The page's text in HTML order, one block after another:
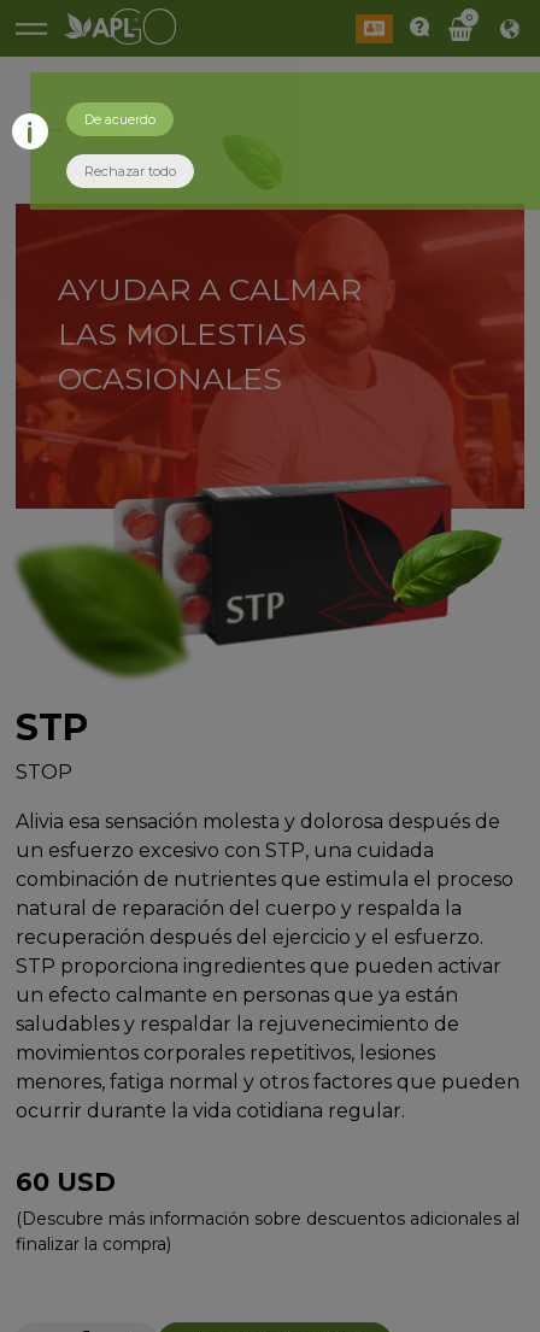
0
atrás
AYUDAR A CALMAR
LAS MOLESTIAS
OCASIONALES
STP
STOP
Alivia esa sensación molesta y dolorosa después de
un esfuerzo excesivo con STP, una cuidada
combinación de nutrientes que estimula el proceso
natural de reparación del cuerpo y respalda la
recuperación después del ejercicio y el esfuerzo.
STP proporciona ingredientes que pueden activar
un efecto calmante en personas que ya están
saludables y respaldar la rejuvenecimiento de
movimientos corporales repetitivos, lesiones
menores, fatiga normal y otros factores que pueden
ocurrir durante la vida cotidiana regular.
60 USD
(Descubre más información sobre descuentos adicionales al
finalizar la compra)
De acuerdo
Rechazar todo